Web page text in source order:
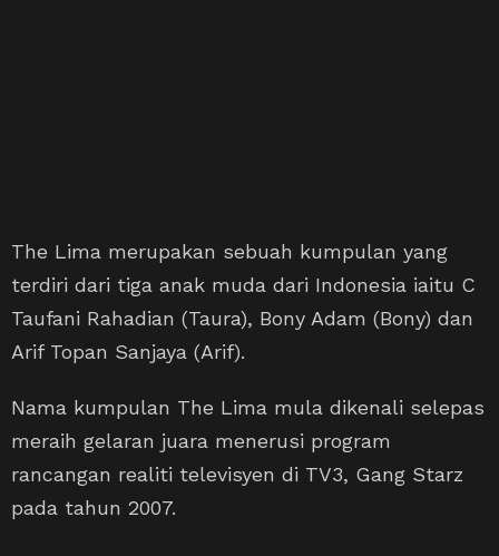
The Lima merupakan sebuah kumpulan yang
terdiri dari tiga anak muda dari Indonesia iaitu C
Taufani Rahadian (Taura), Bony Adam (Bony) dan
Arif Topan Sanjaya (Arif).
Nama kumpulan The Lima mula dikenali selepas
meraih gelaran juara menerusi program
rancangan realiti televisyen di TV3, Gang Starz
pada tahun 2007.